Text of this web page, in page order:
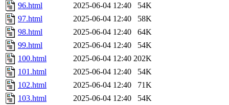
96.html
2025-06-04 12:40
54K
97.html
2025-06-04 12:40
58K
98.html
2025-06-04 12:40
64K
99.html
2025-06-04 12:40
54K
100.html
2025-06-04 12:40 202K
101.html
2025-06-04 12:40
54K
102.html
2025-06-04 12:40
71K
103.html
2025-06-04 12:40
54K